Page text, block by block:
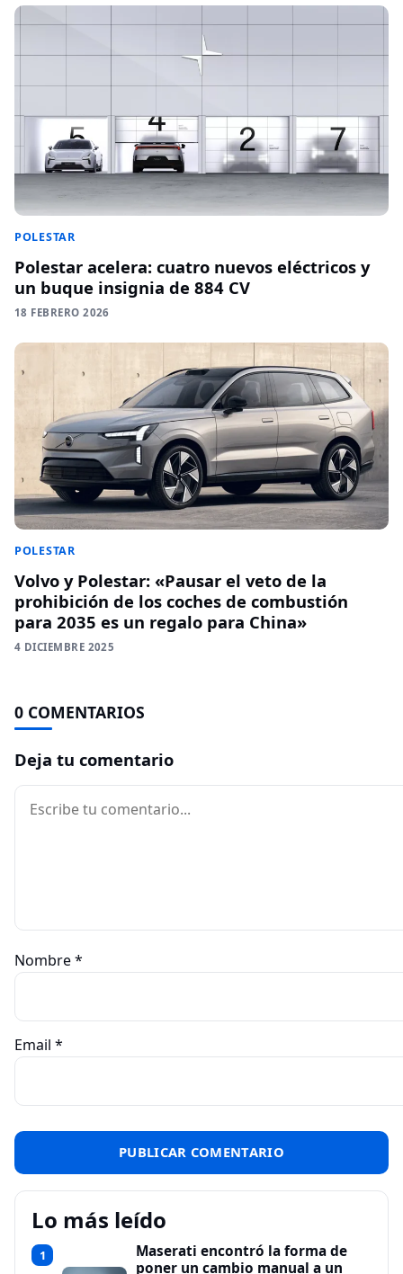
POLESTAR
Polestar acelera: cuatro nuevos eléctricos y
un buque insignia de 884 CV
18 FEBRERO 2026
POLESTAR
Volvo y Polestar: «Pausar el veto de la
prohibición de los coches de combustión
para 2035 es un regalo para China»
4 DICIEMBRE 2025
0 COMENTARIOS
Deja tu comentario
Comentario
Nombre*
Email *
Lo más leído
1
Maserati encontró la forma de
poner un cambio manual a un